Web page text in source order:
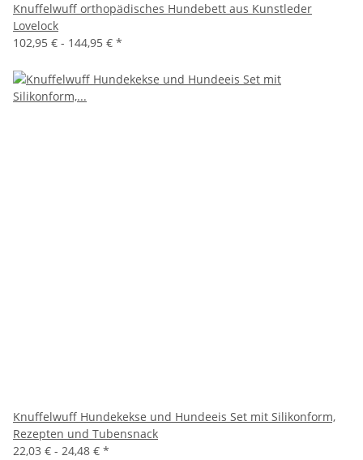
Knuffelwuff orthopädisches Hundebett aus Kunstleder
Lovelock
102,95 € - 144,95 € *
Knuffelwuff Hundekekse und Hundeeis Set mit Silikonform,
Rezepten und Tubensnack
22,03 € - 24,48 € *